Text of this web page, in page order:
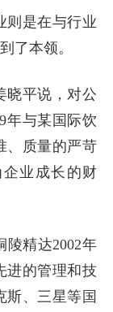
则是在与行业
了本领。
晓平说，对公
年与某国际饮
、质量的严苛
业成长的财
陵精达2002年
进的管理和技
斯、三星等国